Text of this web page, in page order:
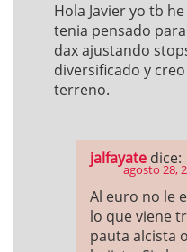
Hola Javier yo tb
tenia pensado
dax ajustando
diversificado y
terreno.
jalfayate dice:
agosto 28,
Al euro no le
lo que viene
pauta alcista